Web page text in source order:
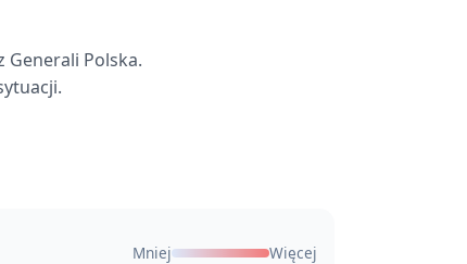
Generali Polska.
Mniej Więcej